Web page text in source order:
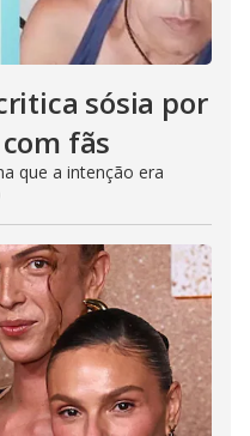
sósia por
fãs
que a intenção era